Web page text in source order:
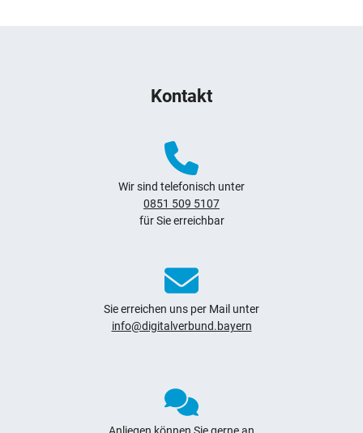
Kontakt
Wir sind telefonisch unter
0851 509 5107
für Sie erreichbar
Sie erreichen uns per Mail unter
info@digitalverbund.bayern